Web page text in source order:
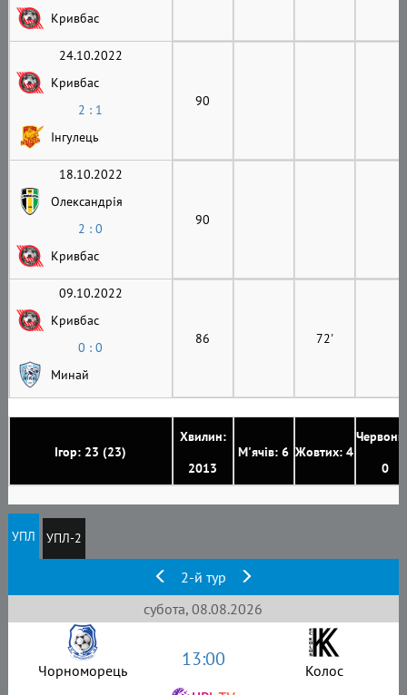
Ігор: 23 (23)
Хвилин:
2013
М'ячів: 6 Жовтих: 4
0
Кривбас
24.10.2022
Кривбас
2 : 1
Інгулець
90
18.10.2022
Олександрія
2 : 0
Кривбас
90
09.10.2022
Кривбас
0 : 0
Минай
86 72'
УПЛ УПЛ-2
2-й тур
субота, 08.08.2026
Чорноморець 13:00 Колос